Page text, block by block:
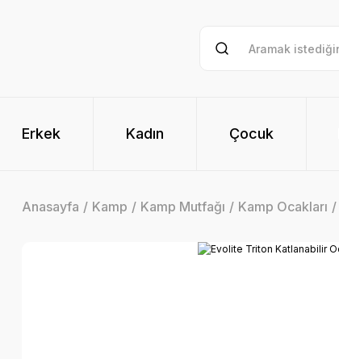
Erkek Kadın Çocuk
Anasayfa Kamp Kamp Mutfağı Kamp Ocakları